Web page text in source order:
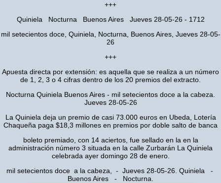
+++
Quiniela Nocturna Buenos Aires Jueves 28-05-26 - 1712
mil setecientos doce, Quiniela, Nocturna, Buenos Aires, Jueves 28-05-
26
+++
Apuesta directa por extensión: es aquella que se realiza a un número
de 1, 2, 3 o 4 cifras dentro de los 20 premios del extracto.
Nocturna Quiniela Buenos Aires - mil setecientos doce a la cabeza.
Jueves 28-05-26
La Quiniela deja un premio de casi 73.000 euros en Ubeda, Lotería
Chaqueña paga $18,3 millones en premios por doble salto de banca
boleto premiado, con 14 aciertos, fue sellado en la en la
administración número 3 situada en la calle Zurbarán La Quiniela
celebrada ayer domingo 28 de enero.
mil setecientos doce a la cabeza, - Jueves 28-05-26. Quiniela -
Buenos Aires - Nocturna.